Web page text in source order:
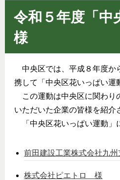
令和５年度「中
様
中央区では、平成８年度か
携して「中央区花いっぱい運
この運動は中央区に関わり
いただいた企業の皆様を紹介
「中央区花いっぱい運動」
前田建設工業株式会社九
株式会社ピエトロ 様